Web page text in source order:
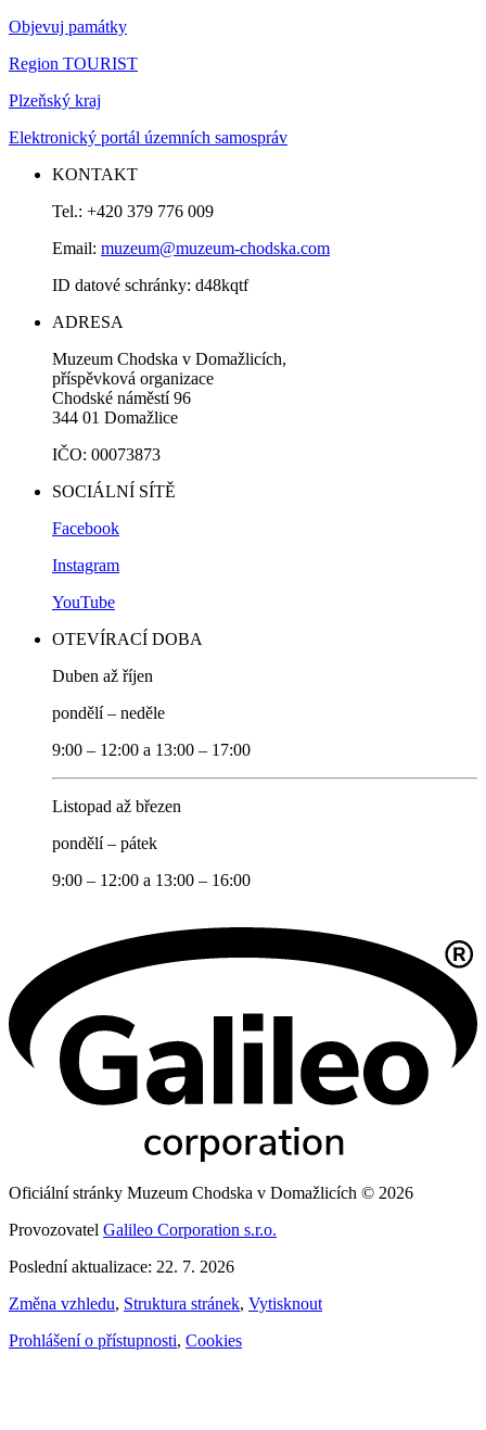
Objevuj památky
Region TOURIST
Plzeňský kraj
Elektronický portál územních samospráv
KONTAKT
Tel.: +420 379 776 009
Email: muzeum@muzeum-chodska.com
ID datové schránky: d48kqtf
ADRESA
Muzeum Chodska v Domažlicích,
příspěvková organizace
Chodské náměstí 96
344 01 Domažlice
IČO: 00073873
SOCIÁLNÍ SÍTĚ
Facebook
Instagram
YouTube
OTEVÍRACÍ DOBA
Duben až říjen
pondělí – neděle
9:00 – 12:00 a 13:00 – 17:00
Listopad až březen
pondělí – pátek
9:00 – 12:00 a 13:00 – 16:00
Oficiální stránky Muzeum Chodska v Domažlicích © 2026
Provozovatel Galileo Corporation s.r.o.
Poslední aktualizace: 22. 7. 2026
Změna vzhledu, Struktura stránek, Vytisknout
Prohlášení o přístupnosti, Cookies